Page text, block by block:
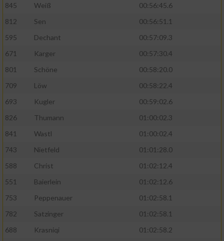
845
Weiß
00:56:45.6
812
Sen
00:56:51.1
595
Dechant
00:57:09.3
671
Karger
00:57:30.4
801
Schöne
00:58:20.0
709
Löw
00:58:22.4
693
Kugler
00:59:02.6
826
Thumann
01:00:02.3
841
Wastl
01:00:02.4
743
Nietfeld
01:01:28.0
588
Christ
01:02:12.4
551
Baierlein
01:02:12.6
753
Peppenauer
01:02:58.1
782
Satzinger
01:02:58.1
688
Krasniqi
01:02:58.2